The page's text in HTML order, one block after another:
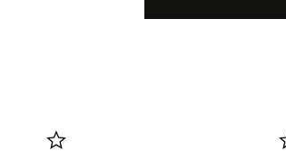
Lägg till i favoriter